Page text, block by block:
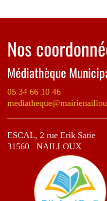
Nos
Médiathèque
05 34 66 10 46
ESCAL, 2 rue Erik Satie
31560 NAILLOUX